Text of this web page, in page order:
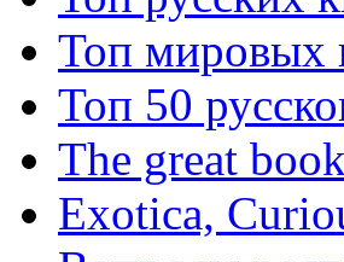
Топ мировых
Топ 50
The great
Exotica,